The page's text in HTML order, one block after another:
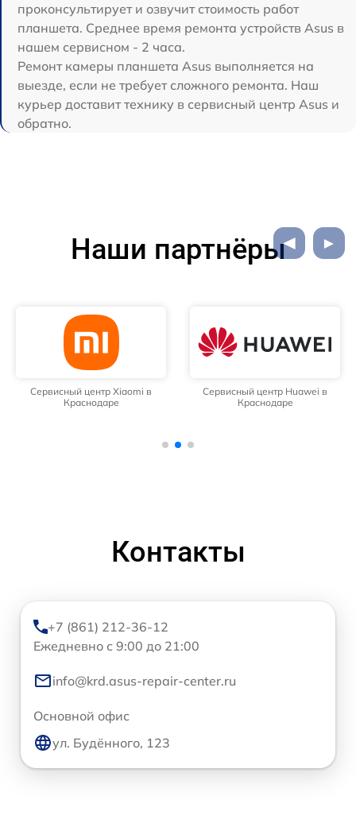
проконсультирует и озвучит стоимость работ
планшета. Среднее время ремонта устройств Asus в
нашем сервисном - 2 часа.
Ремонт камеры планшета Asus выполняется на
выезде, если не требует сложного ремонта. Наш
курьер доставит технику в сервисный центр Asus и
обратно.
Наши партнёры
Сервисный центр Xiaomi в
Краснодаре
Сервисный центр Huawei в
Краснодаре
Контакты
+7 (861) 212-36-12
Ежедневно с 9:00 до 21:00
info@krd.asus-repair-center.ru
Основной офис
ул. Будённого, 123